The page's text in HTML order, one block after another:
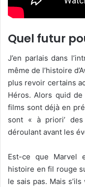
Quel futur
J’en parlais dans
même de l’histoire
plus revoir certains
Héros. Alors quid
films sont déjà en
sont « à priori’
déroulant avant les
Est-ce que Marvel
histoire en fil rouge
le sais pas. Mais